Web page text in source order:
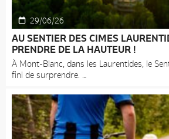
29/06/26
AU SENTIER DES CIMES
PRENDRE DE LA HAUTEUR !
À Mont-Blanc, dans les Laurentides, le
fini de surprendre.